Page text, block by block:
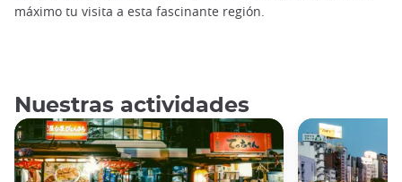
máximo tu visita a esta fascinante región.
Nuestras actividades